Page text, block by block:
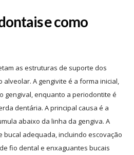
e como
as estruturas de suporte dos
alveolar. A gengivite é a forma inicial,
gengival, enquanto a periodontite é
dentária. A principal causa é a
abaixo da linha da gengiva. A
bucal adequada, incluindo escovação
fio dental e enxaguantes bucais